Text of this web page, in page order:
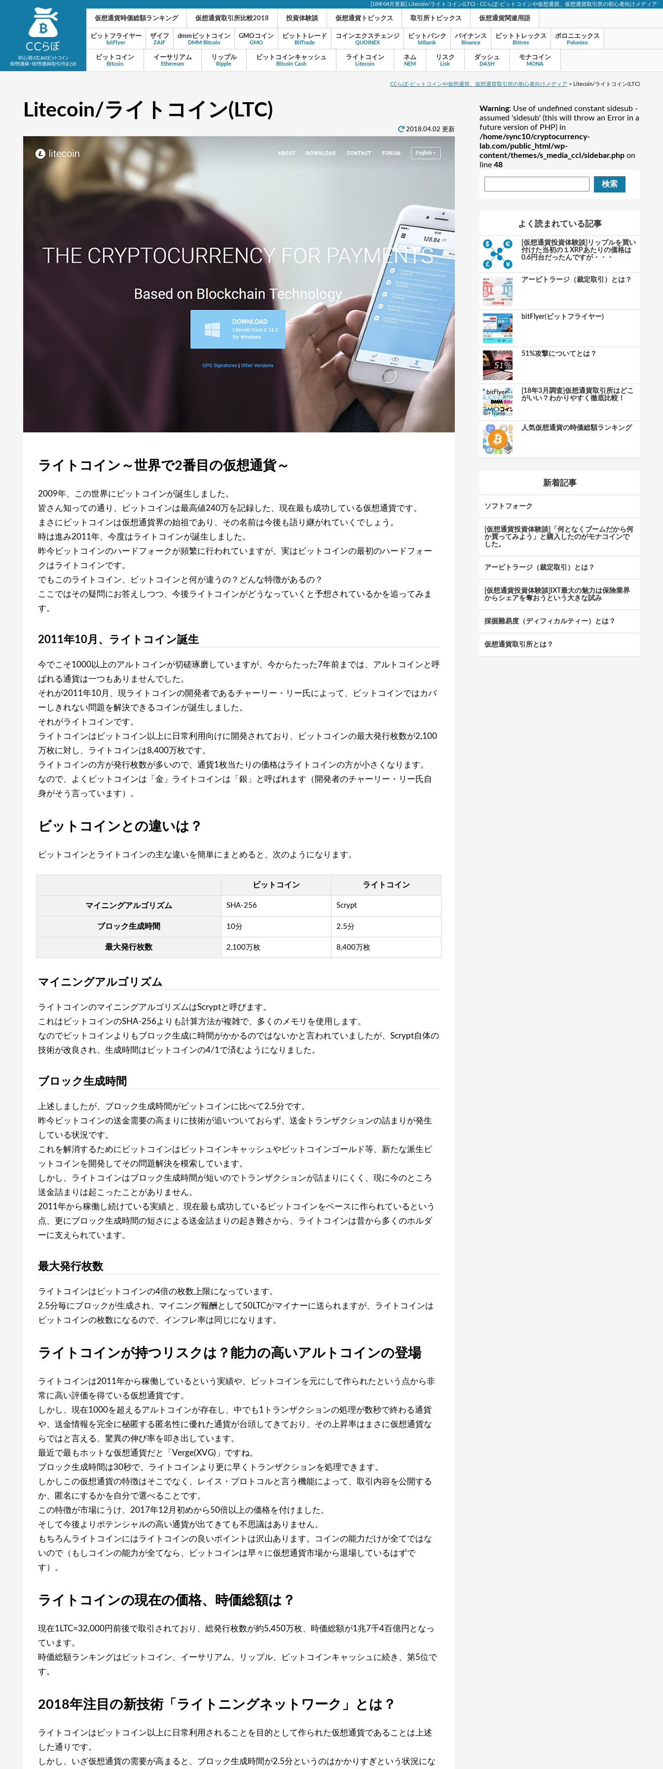
[18年04月更新] Litecoin/ライトコイン(LTC) - CCらぼ-ビットコインや仮想通貨、仮想通貨取引所の初心者向けメディア
仮想通貨時価総額ランキング 仮想通貨取引所比較2018 投資体験談 仮想通貨トピックス 取引所トピックス 仮想通貨関連用語
ビットフライヤー
bitFlyer
ザイフ
ZAIF
dmmビットコイン
DMM Bitcoin
GMOコイン
GMO
ビットトレード
BitTrade
コインエクスチェンジ
QUOINEX
ビットバンク
bitbank
バイナンス
Binance
ビットトレックス
Bittrex
ポロニエックス
Poloniex
ビットコイン
Bitcoin
イーサリアム
Ethereum
リップル
Ripple
ビットコインキャッシュ
Bitcoin Cash
ライトコイン
Litecoin
ネム
NEM
リスク
Lisk
ダッシュ
DASH
モナコイン
MONA
CCらぼ-ビットコインや仮想通貨、仮想通貨取引所の初心者向けメディア > Litecoin/ライトコイン(LTC)
Litecoin/ライトコイン(LTC)
2018.04.02 更新
ライトコイン～世界で2番目の仮想通貨～
2009年、この世界にビットコインが誕生しました。
皆さん知っての通り、ビットコインは最高値240万を記録した、現在最も成功している仮想通貨です。
まさにビットコインは仮想通貨界の始祖であり、その名前は今後も語り継がれていくでしょう。
時は進み2011年、今度はライトコインが誕生しました。
昨今ビットコインのハードフォークが頻繁に行われていますが、実はビットコインの最初のハードフォー
クはライトコインです。
でもこのライトコイン、ビットコインと何が違うの？どんな特徴があるの？
ここではその疑問にお答えしつつ、今後ライトコインがどうなっていくと予想されているかを追ってみま
す。
2011年10月、ライトコイン誕生
今でこそ1000以上のアルトコインが切磋琢磨していますが、今からたった7年前までは、アルトコインと呼
ばれる通貨は一つもありませんでした。
それが2011年10月、現ライトコインの開発者であるチャーリー・リー氏によって、ビットコインではカバ
ーしきれない問題を解決できるコインが誕生しました。
それがライトコインです。
ライトコインはビットコイン以上に日常利用向けに開発されており、ビットコインの最大発行枚数が2,100
万枚に対し、ライトコインは8,400万枚です。
ライトコインの方が発行枚数が多いので、通貨1枚当たりの価格はライトコインの方が小さくなります。
なので、よくビットコインは「金」ライトコインは「銀」と呼ばれます（開発者のチャーリー・リー氏自
身がそう言っています）。
ビットコインとの違いは？
ビットコインとライトコインの主な違いを簡単にまとめると、次のようになります。
ビットコイン ライトコイン
マイニングアルゴリズム SHA-256 Scrypt
ブロック生成時間 10分 2.5分
最大発行枚数 2,100万枚 8,400万枚
マイニングアルゴリズム
ライトコインのマイニングアルゴリズムはScryptと呼びます。
これはビットコインのSHA-256よりも計算方法が複雑で、多くのメモリを使用します。
なのでビットコインよりもブロック生成に時間がかかるのではないかと言われていましたが、Scrypt自体の
技術が改良され、生成時間はビットコインの4/1で済むようになりました。
ブロック生成時間
上述しましたが、ブロック生成時間がビットコインに比べて2.5分です。
昨今ビットコインの送金需要の高まりに技術が追いついておらず、送金トランザクションの詰まりが発生
している状況です。
これを解消するためにビットコインはビットコインキャッシュやビットコインゴールド等、新たな派生ビ
ットコインを開発してその問題解決を模索しています。
しかし、ライトコインはブロック生成時間が短いのでトランザクションが詰まりにくく、現に今のところ
送金詰まりは起こったことがありません。
2011年から稼働し続けている実績と、現在最も成功しているビットコインをベースに作られているという
点、更にブロック生成時間の短さによる送金詰まりの起き難さから、ライトコインは昔から多くのホルダ
ーに支えられています。
最大発行枚数
ライトコインはビットコインの4倍の枚数上限になっています。
2.5分毎にブロックが生成され、マイニング報酬として50LTCがマイナーに送られますが、ライトコインは
ビットコインの枚数になるので、インフレ率は同じになります。
ライトコインが持つリスクは？能力の高いアルトコインの登場
ライトコインは2011年から稼働しているという実績や、ビットコインを元にして作られたという点から非
常に高い評価を得ている仮想通貨です。
しかし、現在1000を超えるアルトコインが存在し、中でも1トランザクションの処理が数秒で終わる通貨
や、送金情報を完全に秘匿する匿名性に優れた通貨が台頭してきており、その上昇率はまさに仮想通貨な
らではと言える、驚異の伸び率を叩き出しています。
最近で最もホットな仮想通貨だと「Verge(XVG)」ですね。
ブロック生成時間は30秒で、ライトコインより更に早くトランザクションを処理できます。
しかしこの仮想通貨の特徴はそこでなく、レイス・プロトコルと言う機能によって、取引内容を公開する
か、匿名にするかを自分で選べることです。
この特徴が市場にうけ、2017年12月初めから50倍以上の価格を付けました。
そして今後よりポテンシャルの高い通貨が出てきても不思議はありません。
もちろんライトコインにはライトコインの良いポイントは沢山あります。コインの能力だけが全てではな
いので（もしコインの能力が全てなら、ビットコインは早々に仮想通貨市場から退場しているはずで
す）。
ライトコインの現在の価格、時価総額は？
現在1LTC=32,000円前後で取引されており、総発行枚数が約5,450万枚、時価総額が1兆7千4百億円となっ
ています。
時価総額ランキングはビットコイン、イーサリアム、リップル、ビットコインキャッシュに続き、第5位で
す。
2018年注目の新技術「ライトニングネットワーク」とは？
ライトコインはビットコイン以上に日常利用されることを目的として作られた仮想通貨であることは上述
した通りです。
しかし、いざ仮想通貨の需要が高まると、ブロック生成時間が2.5分というのはかかりすぎという状況にな
Warning: Use of undefined constant sidesub -
assumed 'sidesub' (this will throw an Error in a
future version of PHP) in
/home/sync10/cryptocurrency-
lab.com/public_html/wp-
content/themes/s_media_ccl/sidebar.php on
line 48
よく読まれている記事
[仮想通貨投資体験談]リップルを買い
付けた当初の１XRPあたりの価格は
0.6円台だったんですが・・・
アービトラージ（裁定取引）とは？
bitFlyer(ビットフライヤー)
51%攻撃についてとは？
[18年3月調査]仮想通貨取引所はどこ
がいい？わかりやすく徹底比較！
人気仮想通貨の時価総額ランキング
新着記事
ソフトフォーク
[仮想通貨投資体験談]「何となくブームだから何
か買ってみよう」と購入したのがモナコインで
した。
アービトラージ（裁定取引）とは？
[仮想通貨投資体験談]IXT最大の魅力は保険業界
からシェアを奪おうという大きな試み
採掘難易度（ディフィカルティー）とは？
仮想通貨取引所とは？